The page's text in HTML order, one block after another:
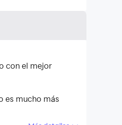
con el mejor
es mucho más